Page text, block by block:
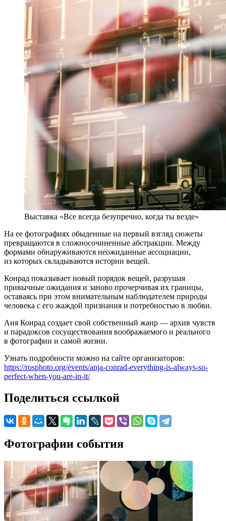
Выставка «Все всегда безупречно, когда ты везде»
На ее фотографиях обыденные на первый взгляд сюжеты
превращаются в сложносочиненные абстракции. Между
формами обнаруживаются неожиданные ассоциации,
из которых складываются истории вещей.
Конрад показывает новый порядок вещей, разрушая
привычные ожидания и заново прочерчивая их границы,
оставаясь при этом внимательным наблюдателем природы
человека с его жаждой признания и потребностью в любви.
Аня Конрад создает свой собственный жанр — архив чувств
и парадоксов сосуществования воображаемого и реального
в фотографии и самой жизни.
Узнать подробности можно на сайте организаторов:
https://rosphoto.org/events/anja-conrad-everything-is-always-so-
perfect-when-you-are-in-it/
Поделиться ссылкой
Фотографии события